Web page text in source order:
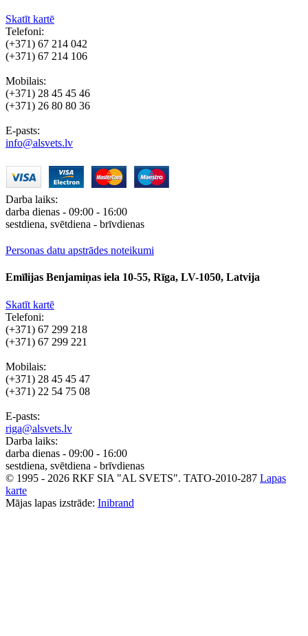
Skatīt kartē
Telefoni:
(+371) 67 214 042
(+371) 67 214 106
Mobilais:
(+371) 28 45 45 46
(+371) 26 80 80 36
E-pasts:
info@alsvets.lv
Darba laiks:
darba dienas - 09:00 - 16:00
sestdiena, svētdiena - brīvdienas
Personas datu apstrādes noteikumi
Emīlijas Benjamiņas iela 10-55, Rīga, LV-1050, Latvija
Skatīt kartē
Telefoni:
(+371) 67 299 218
(+371) 67 299 221
Mobilais:
(+371) 28 45 45 47
(+371) 22 54 75 08
E-pasts:
riga@alsvets.lv
Darba laiks:
darba dienas - 09:00 - 16:00
sestdiena, svētdiena - brīvdienas
© 1995 - 2026 RKF SIA "AL SVETS". TATO-2010-287 Lapas
karte
Mājas lapas izstrāde: Inibrand